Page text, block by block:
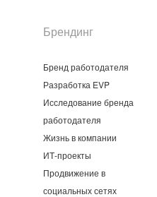
Брендинг
Бренд работодателя
Разработка EVP
Исследование бренда
работодателя
Жизнь в компании
ИТ-проекты
Продвижение в
социальных сетях